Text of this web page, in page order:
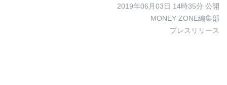
2019年06月03日 14時35分 公開
MONEY ZONE編集部
プレスリリース